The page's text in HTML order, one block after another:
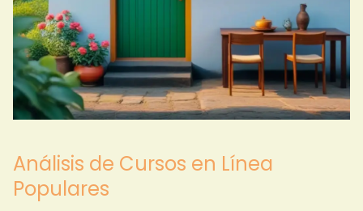
Análisis de Cursos en Línea
Populares